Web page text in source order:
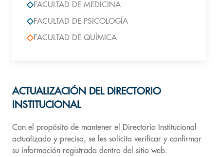
FACULTAD DE MEDICINA
FACULTAD DE PSICOLOGÍA
FACULTAD DE QUÍMICA
ACTUALIZACIÓN DEL DIRECTORIO
INSTITUCIONAL
Con el propósito de mantener el Directorio Institucional
actualizado y preciso, se les solicita verificar y confirmar
su información registrada dentro del sitio web.